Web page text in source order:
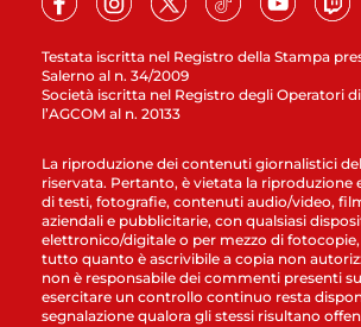
Testata iscritta nel Registro della Stampa
Salerno al n. 34/2009
Società iscritta nel Registro degli Operatori
l’AGCOM al n. 20133
La riproduzione dei contenuti giornalistici
riservata. Pertanto, è vietata la riproduzione
di testi, fotografie, contenuti audio/video,
aziendali e pubblicitarie, con qualsiasi
elettronico/digitale o per mezzo di
tutto quanto è ascrivibile a copia non
non è responsabile dei commenti presenti
esercitare un controllo continuo resta
segnalazione qualora gli stessi risultano